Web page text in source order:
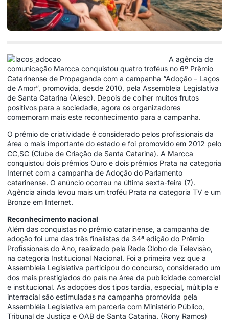
A agência de
comunicação Marcca conquistou quatro troféus no 6º Prêmio
Catarinense de Propaganda com a campanha “Adoção – Laços
de Amor”, promovida, desde 2010, pela Assembleia Legislativa
de Santa Catarina (Alesc). Depois de colher muitos frutos
positivos para a sociedade, agora os organizadores
comemoram mais este reconhecimento para a campanha.
O prêmio de criatividade é considerado pelos profissionais da
área o mais importante do estado e foi promovido em 2012 pelo
CC,SC (Clube de Criação de Santa Catarina). A Marcca
conquistou dois prêmios Ouro e dois prêmios Prata na categoria
Internet com a campanha de Adoção do Parlamento
catarinense. O anúncio ocorreu na última sexta-feira (7).
Agência ainda levou mais um troféu Prata na categoria TV e um
Bronze em Internet.
Reconhecimento nacional
Além das conquistas no prêmio catarinense, a campanha de
adoção foi uma das três finalistas da 34ª edição do Prêmio
Profissionais do Ano, realizado pela Rede Globo de Televisão,
na categoria Institucional Nacional. Foi a primeira vez que a
Assembleia Legislativa participou do concurso, considerado um
dos mais prestigiados do país na área da publicidade comercial
e institucional. As adoções dos tipos tardia, especial, múltipla e
interracial são estimuladas na campanha promovida pela
Assembléia Legislativa em parceria com Ministério Público,
Tribunal de Justiça e OAB de Santa Catarina. (Rony Ramos)